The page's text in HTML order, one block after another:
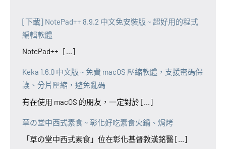
[下載] NotePad++ 8.9.2 中文免安裝版 ~ 超好用的程式
編輯軟體
NotePad++ [...]
Keka 1.6.0 中文版 ~ 免費 macOS 壓縮軟體，支援密碼保
護、分片壓縮，避免亂碼
有在使用 macOS 的朋友，一定對於 [...]
草の堂中西式素食 ~ 彰化好吃素食火鍋、焗烤
「草の堂中西式素食」位在彰化基督教漢銘醫 [...]